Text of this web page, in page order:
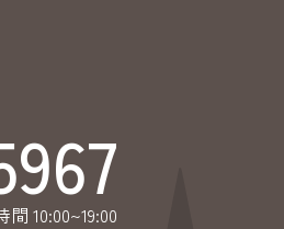
間 10:00~19:00